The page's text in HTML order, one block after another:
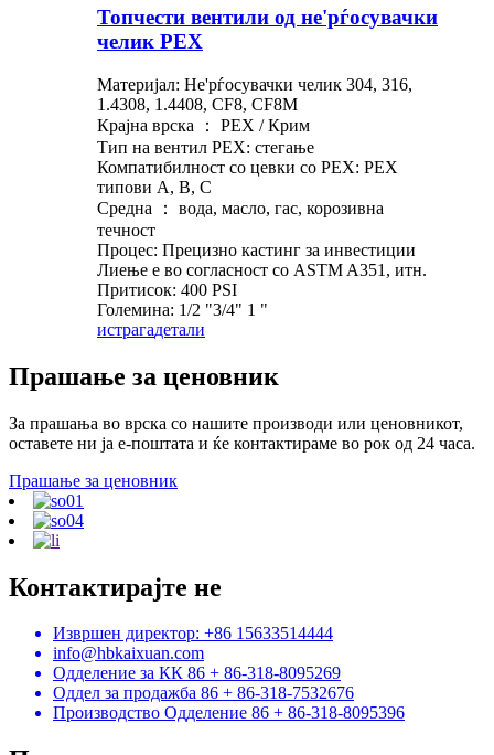
Топчести вентили од не'рѓосувачки
челик PEX
Материјал: Не'рѓосувачки челик 304, 316,
1.4308, 1.4408, CF8, CF8M
Крајна врска ： PEX / Крим
Тип на вентил PEX: стегање
Компатибилност со цевки со PEX: PEX
типови A, B, C
Средна ： вода, масло, гас, корозивна
течност
Процес: Прецизно кастинг за инвестиции
Лиење е во согласност со ASTM A351, итн.
Притисок: 400 PSI
Големина: 1/2 "3/4" 1 "
истрагадетали
Прашање за ценовник
За прашања во врска со нашите производи или ценовникот,
оставете ни ја е-поштата и ќе контактираме во рок од 24 часа.
Прашање за ценовник
Контактирајте не
Извршен директор: +86 15633514444
info@hbkaixuan.com
Одделение за КК 86 + 86-318-8095269
Оддел за продажба 86 + 86-318-7532676
Производство Одделение 86 + 86-318-8095396